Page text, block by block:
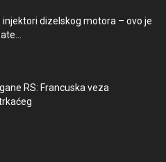
injektori dizelskog motora – ovo je
RS: Francuska veza